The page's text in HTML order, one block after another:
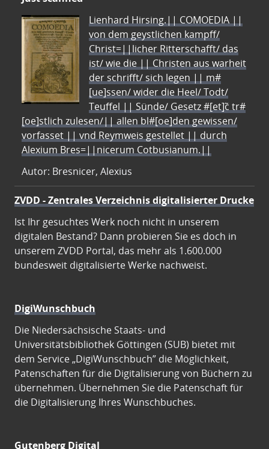
Lienhard Hirsing.|| COMOEDIA ||
von dem geystlichen kampff/
Christ=||licher Ritterschafft/ das
ist/ wie die || Christen aus warheit
der schrifft/ sich legen || m#
[ue]ssen/ wider die Heel/ Todt/
Teuffel || Sünde/ Gesetz #[et]c̃ tr#
[oe]stlich zulesen/|| allen bl#[oe]den gewissen/
vorfasset || vnd Reymweis gestellet || durch
Alexium Bres=||nicerum Cotbusianum.||
Autor: Bresnicer, Alexius
ZVDD - Zentrales Verzeichnis digitalisierter Drucke
Ist Ihr gesuchtes Werk noch nicht in unserem
digitalen Bestand? Dann probieren Sie es doch in
unserem ZVDD Portal, das mehr als 1.600.000
bundesweit digitalisierte Werke nachweist.
DigiWunschbuch
Die Niedersächsische Staats- und
Universitätsbibliothek Göttingen (SUB) bietet mit
dem Service „DigiWunschbuch” die Möglichkeit,
Patenschaften für die Digitalisierung von Büchern zu
übernehmen. Übernehmen Sie die Patenschaft für
die Digitalisierung Ihres Wunschbuches.
Gutenberg Digital